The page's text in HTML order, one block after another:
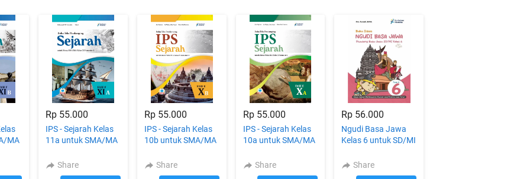
MA
Rp 55.000
IPS - Sejarah Kelas
11a untuk SMA/MA
Share
Rp 55.000
IPS - Sejarah Kelas
10b untuk SMA/MA
Share
Rp 55.000
IPS - Sejarah Kelas
10a untuk SMA/MA
Share
Rp 56.000
Ngudi Basa Jawa
Kelas 6 untuk SD/MI
Share